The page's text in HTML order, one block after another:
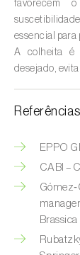
Cenoura (
Centeio
Citrinos (
Colza (
Coqueiro
favorecem
essencial para
A colheita é
desejado,
EPPO
CABI –